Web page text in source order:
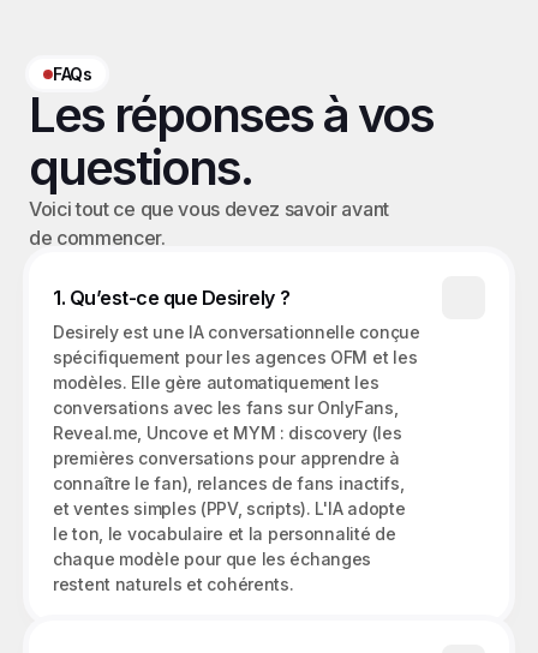
FAQs
Les réponses à vos
questions.
Voici tout ce que vous devez savoir avant
de commencer.
1. Qu’est-ce que Desirely ?
Desirely est une IA conversationnelle conçue
spécifiquement pour les agences OFM et les
modèles. Elle gère automatiquement les
conversations avec les fans sur OnlyFans,
Reveal.me, Uncove et MYM : discovery (les
premières conversations pour apprendre à
connaître le fan), relances de fans inactifs,
et ventes simples (PPV, scripts). L'IA adopte
le ton, le vocabulaire et la personnalité de
chaque modèle pour que les échanges